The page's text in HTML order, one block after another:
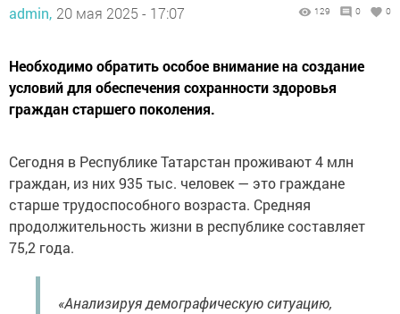
admin, 20 мая 2025 - 17:07 129 0 0
Необходимо обратить особое внимание на создание
условий для обеспечения сохранности здоровья
граждан старшего поколения.
Сегодня в Республике Татарстан проживают 4 млн
граждан, из них 935 тыс. человек — это граждане
старше трудоспособного возраста. Средняя
продолжительность жизни в республике составляет
75,2 года.
«Анализируя демографическую ситуацию,